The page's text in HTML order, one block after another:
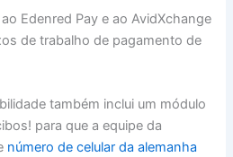
Edenred Pay e ao AvidXchange
de trabalho de pagamento de
também inclui um módulo
para que a equipe da
número de celular da alemanha